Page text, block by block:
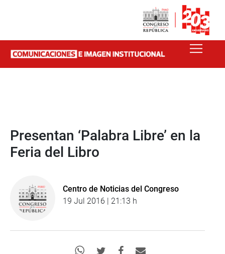
Presentan ‘Palabra Libre’ en la
Feria del Libro
Centro de Noticias del Congreso
19 Jul 2016 | 21:13 h